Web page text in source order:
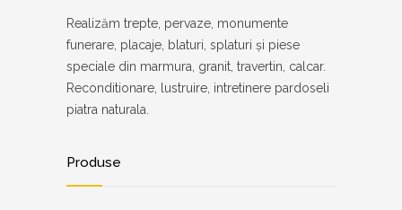
Realizăm trepte, pervaze, monumente
funerare, placaje, blaturi, splaturi și piese
speciale din marmura, granit, travertin, calcar.
Reconditionare, lustruire, intretinere pardoseli
piatra naturala.
Produse